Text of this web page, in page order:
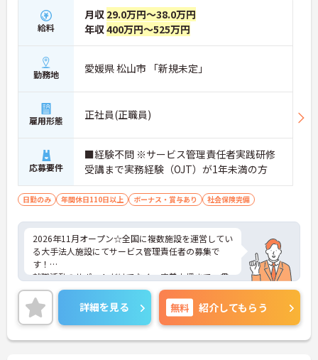
給料
月収 29.0万円～38.0万円
年収400万円～525万円
勤務地 愛媛県 松山市 「新規未定」
雇用形態 正社員(正職員)
応募要件
■経験不問 ※サービス管理責任者実践研修
受講まで実務経験（OJT）が1年未満の方
日勤のみ 年間休日110日以上 ボーナス・賞与あり 社会保険完備
2026年11月オープン☆全国に複数施設を運営してい
る大手法人施設にてサービス管理責任者の募集で
す！
就職活動のサポートだけでなく、定着支援まで一貫
して関われる点が魅力で、利用者一人ひとりの特性
や希望に寄り添った支援を大切にしています。研修
や学びの機会も豊富で、未経験からでも安心して成
長できる、やりがいのある職場です◎ご興味のある
方には、面接対策ポイントなど、さらに詳細をお話
詳細を見る 無料 紹介してもらう